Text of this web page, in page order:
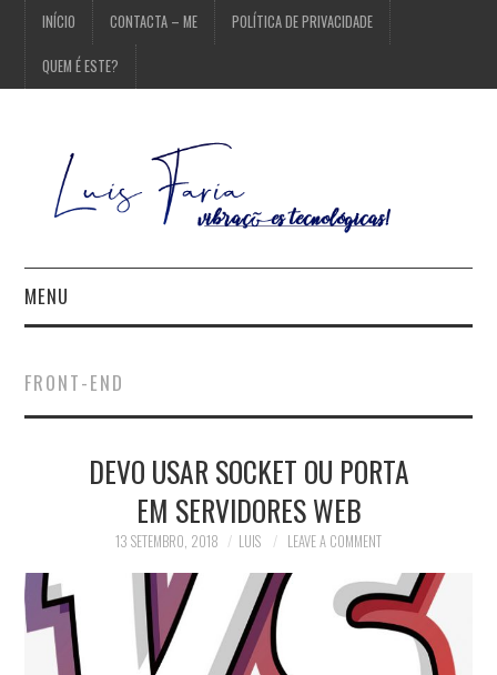
INÍCIO CONTACTA – ME POLÍTICA DE PRIVACIDADE
QUEM É ESTE?
MENU
POLÍTICA DE
PRIVACIDADE
QUEM É ESTE?
FRONT-END
DEVO USAR SOCKET OU PORTA
EM SERVIDORES WEB
13 SETEMBRO, 2018 LUIS LEAVE A COMMENT